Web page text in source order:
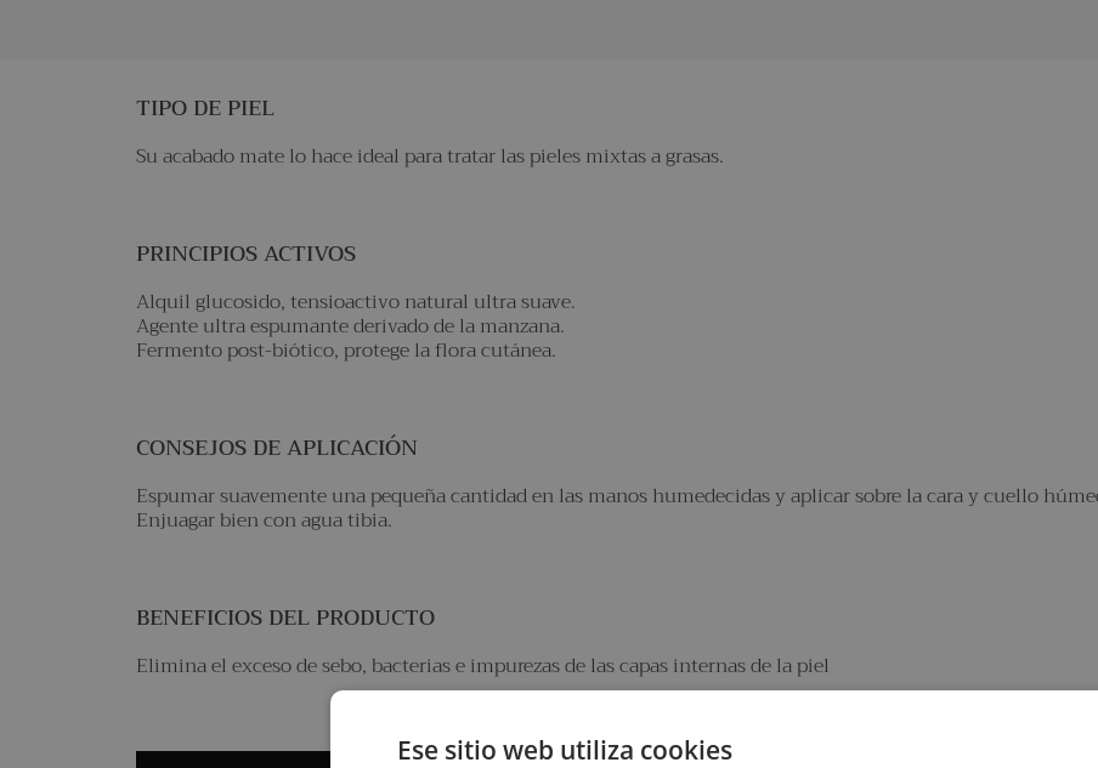
TIPO DE PIEL
Su acabado mate lo hace ideal para tratar las pieles mixtas a grasas.
PRINCIPIOS ACTIVOS
Alquil glucosido, tensioactivo natural ultra suave.
Agente ultra espumante derivado de la manzana.
Fermento post-biótico, protege la flora cutánea.
CONSEJOS DE APLICACIÓN
Espumar suavemente una pequeña cantidad en las manos humedecidas y aplicar sobre la cara y cuello
Enjuagar bien con agua tibia.
BENEFICIOS DEL PRODUCTO
Elimina el exceso de sebo, bacterias e impurezas de las capas internas de la piel
Ese sitio web utiliza cookies